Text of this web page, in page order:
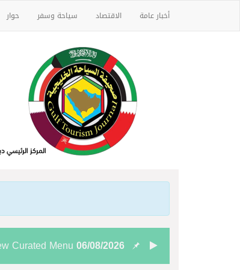
أخبار عامة الاقتصاد سياحة وسفر حوار
06/08/2026
Curated Menu